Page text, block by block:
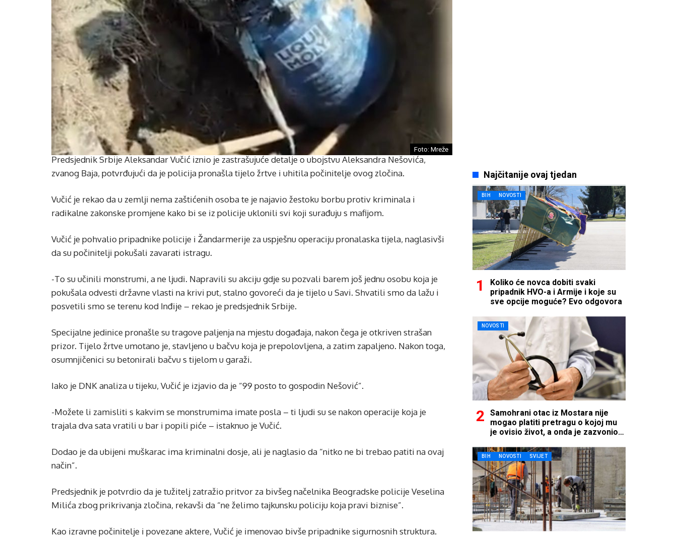
Foto: Mreže
Predsjednik Srbije Aleksandar Vučić iznio je zastrašujuće detalje o ubojstvu Aleksandra Nešovića,
zvanog Baja, potvrđujući da je policija pronašla tijelo žrtve i uhitila počinitelje ovog zločina.
Vučić je rekao da u zemlji nema zaštićenih osoba te je najavio žestoku borbu protiv kriminala i
radikalne zakonske promjene kako bi se iz policije uklonili svi koji surađuju s mafijom.
Vučić je pohvalio pripadnike policije i Žandarmerije za uspješnu operaciju pronalaska tijela, naglasivši
da su počinitelji pokušali zavarati istragu.
-To su učinili monstrumi, a ne ljudi. Napravili su akciju gdje su pozvali barem još jednu osobu koja je
pokušala odvesti državne vlasti na krivi put, stalno govoreći da je tijelo u Savi. Shvatili smo da lažu i
posvetili smo se terenu kod Inđije – rekao je predsjednik Srbije.
Specijalne jedinice pronašle su tragove paljenja na mjestu događaja, nakon čega je otkriven strašan
prizor. Tijelo žrtve umotano je, stavljeno u bačvu koja je prepolovljena, a zatim zapaljeno. Nakon toga,
osumnjičenici su betonirali bačvu s tijelom u garaži.
Iako je DNK analiza u tijeku, Vučić je izjavio da je “99 posto to gospodin Nešović”.
-Možete li zamisliti s kakvim se monstrumima imate posla – ti ljudi su se nakon operacije koja je
trajala dva sata vratili u bar i popili piće – istaknuo je Vučić.
Dodao je da ubijeni muškarac ima kriminalni dosje, ali je naglasio da “nitko ne bi trebao patiti na ovaj
način”.
Predsjednik je potvrdio da je tužitelj zatražio pritvor za bivšeg načelnika Beogradske policije Veselina
Milića zbog prikrivanja zločina, rekavši da “ne želimo tajkunsku policiju koja pravi biznise”.
Kao izravne počinitelje i povezane aktere, Vučić je imenovao bivše pripadnike sigurnosnih struktura.
Najčitanije ovaj tjedan
BIH NOVOSTI
Koliko će novca dobiti svaki
pripadnik HVO-a i Armije i koje su
sve opcije moguće? Evo odgovora
NOVOSTI
Samohrani otac iz Mostara nije
mogao platiti pretragu o kojoj mu
je ovisio život, a onda je zazvonio
BIH NOVOSTI SVIJET